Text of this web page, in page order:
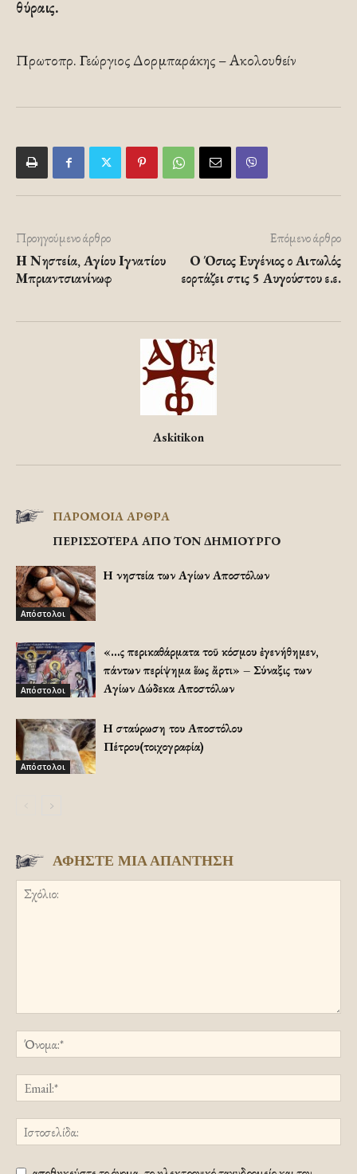
θύραις.
Πρωτοπρ. Γεώργιος Δορμπαράκης – Ακολουθείν
Προηγούμενο άρθρο
Η Νηστεία, Αγίου Ιγνατίου
Μπριαντσιανίνωφ
Επόμενο άρθρο
Ο Όσιος Ευγένιος ο Αιτωλός
εορτάζει στις 5 Αυγούστου ε.ε.
Askitikon
ΠΑΡΟΜΟΙΑ ΑΡΘΡΑ
ΠΕΡΙΣΣΟΤΕΡΑ ΑΠΟ ΤΟΝ ΔΗΜΙΟΥΡΓΟ
Απόστολοι
Η νηστεία των Αγίων Αποστόλων
Απόστολοι
«…Ὡς περικαθάρματα τοῦ κόσμου ἐγενήθημεν,
πάντων περίψημα ἕως ἄρτι» – Σύναξις των
Αγίων Δώδεκα Αποστόλων
Απόστολοι
Η σταύρωση του Αποστόλου
Πέτρου(τοιχογραφία)
ΑΦΗΣΤΕ ΜΙΑ ΑΠΑΝΤΗΣΗ